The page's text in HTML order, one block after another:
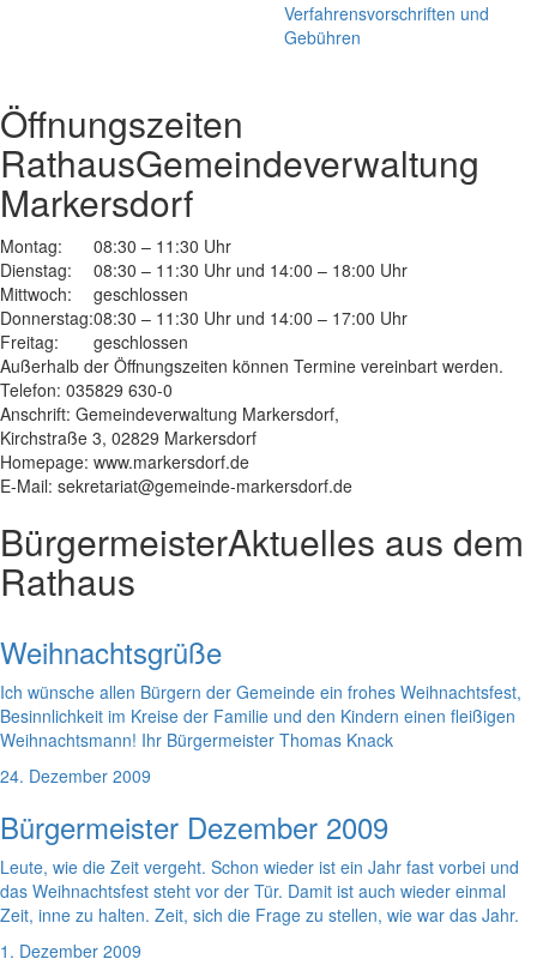
Verfahrensvorschriften und
Gebühren
Öffnungszeiten
RathausGemeindeverwaltung
Markersdorf
Montag:
08:30 – 11:30 Uhr
Dienstag:
08:30 – 11:30 Uhr und 14:00 – 18:00 Uhr
Mittwoch:
geschlossen
Donnerstag:08:30 – 11:30 Uhr und 14:00 – 17:00 Uhr
Freitag:
geschlossen
Außerhalb der Öffnungszeiten können Termine vereinbart werden.
Telefon: 035829 630-0
Anschrift: Gemeindeverwaltung Markersdorf,
Kirchstraße 3, 02829 Markersdorf
Homepage: www.markersdorf.de
E-Mail: sekretariat@gemeinde-markersdorf.de
BürgermeisterAktuelles aus dem
Rathaus
Weihnachtsgrüße
Ich wünsche allen Bürgern der Gemeinde ein frohes Weihnachtsfest,
Besinnlichkeit im Kreise der Familie und den Kindern einen fleißigen
Weihnachtsmann! Ihr Bürgermeister Thomas Knack
24. Dezember 2009
Bürgermeister Dezember 2009
Leute, wie die Zeit vergeht. Schon wieder ist ein Jahr fast vorbei und
das Weihnachtsfest steht vor der Tür. Damit ist auch wieder einmal
Zeit, inne zu halten. Zeit, sich die Frage zu stellen, wie war das Jahr.
1. Dezember 2009